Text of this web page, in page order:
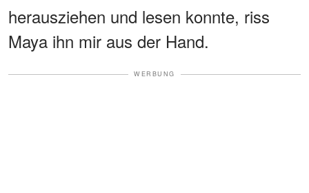
herausziehen und lesen konnte, riss
Maya ihn mir aus der Hand.
WERBUNG